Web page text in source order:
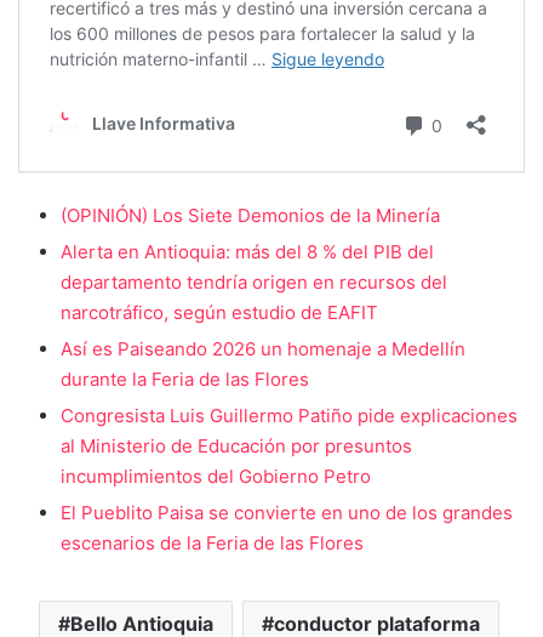
(OPINIÓN) Los Siete Demonios de la Minería
Alerta en Antioquia: más del 8 % del PIB del
departamento tendría origen en recursos del
narcotráfico, según estudio de EAFIT
Así es Paiseando 2026 un homenaje a Medellín
durante la Feria de las Flores
Congresista Luis Guillermo Patiño pide explicaciones
al Ministerio de Educación por presuntos
incumplimientos del Gobierno Petro
El Pueblito Paisa se convierte en uno de los grandes
escenarios de la Feria de las Flores
Bello Antioquia conductor plataforma